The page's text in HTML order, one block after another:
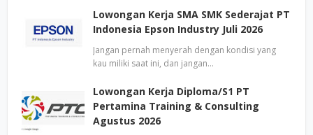
Lowongan Kerja SMA SMK Sederajat PT
Indonesia Epson Industry Juli 2026
Jangan pernah menyerah dengan kondisi yang
kau miliki saat ini, dan jangan…
Lowongan Kerja Diploma/S1 PT
Pertamina Training & Consulting
Agustus 2026